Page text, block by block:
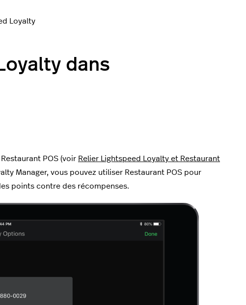
Loyalty
dans
POS (voir Relier Lightspeed Loyalty et Restaurant
Manager, vous pouvez utiliser Restaurant POS pour
points contre des récompenses.